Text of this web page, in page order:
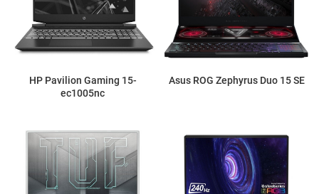
HP Pavilion Gaming 15-
ec1005nc
Asus ROG Zephyrus Duo 15 SE